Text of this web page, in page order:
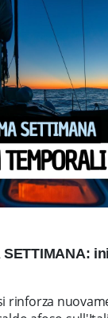
SETTIMANA:
rinforza